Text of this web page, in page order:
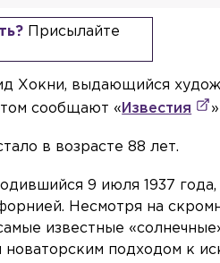
Присылайте
Хокни, выдающийся
сообщают « Известия
в возрасте 88 лет.
9 июля 1937
Несмотря на
известные
новаторским подходом к